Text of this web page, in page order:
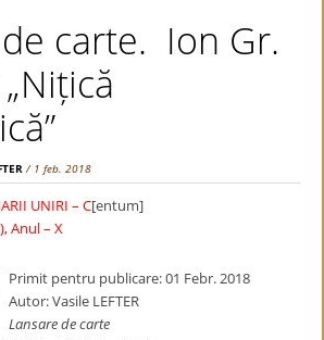
carte. Ion Gr.
/ 1 feb. 2018
UNIRI – C[entum]
Anul – X
Primit pentru publicare: 01 Febr. 2018
Autor: Vasile LEFTER
Lansare de carte